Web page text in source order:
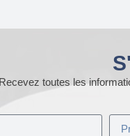
Recevez toutes les